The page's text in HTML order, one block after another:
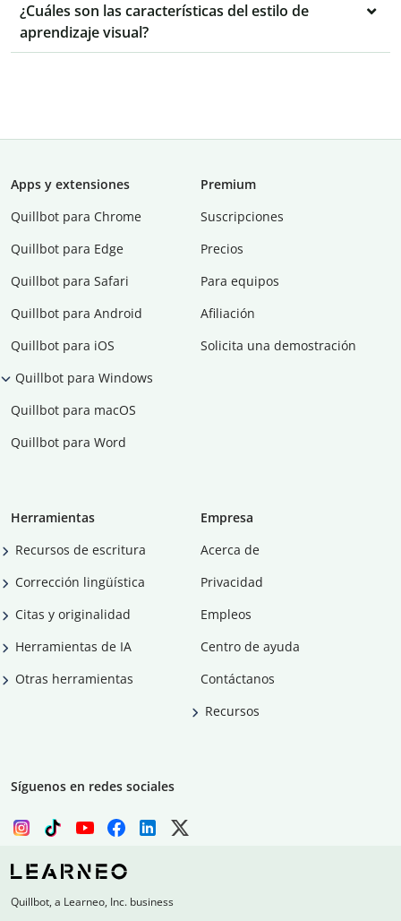
¿Cuáles son las características del estilo de
aprendizaje visual?
Apps y extensiones
Quillbot para Chrome
Quillbot para Edge
Quillbot para Safari
Quillbot para Android
Quillbot para iOS
Quillbot para Windows
Quillbot para macOS
Quillbot para Word
Premium
Suscripciones
Precios
Para equipos
Afiliación
Solicita una demostración
Herramientas
Recursos de escritura
Corrección lingüística
Citas y originalidad
Herramientas de IA
Otras herramientas
Empresa
Acerca de
Privacidad
Empleos
Centro de ayuda
Contáctanos
Recursos
Síguenos en redes sociales
Quillbot, a Learneo, Inc. business